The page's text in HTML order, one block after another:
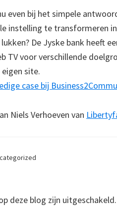
even bij het simpele
instelling te transformeren
De Jyske bank heeft
TV voor verschillende
site.
case bij
Niels Verhoeven van
deze blog zijn